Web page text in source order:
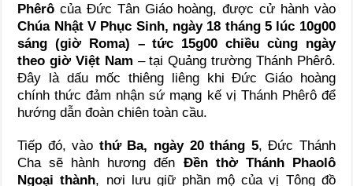
Phêrô của Đức Tân Giáo hoàng, được cử hành vào
Chúa Nhật V Phục Sinh, ngày 18 tháng 5 lúc 10g00
sáng (giờ Roma) – tức 15g00 chiều cùng ngày
theo giờ Việt Nam – tại Quảng trường Thánh Phêrô.
Đây là dấu mốc thiêng liêng khi Đức Giáo hoàng
chính thức đảm nhận sứ mạng kế vị Thánh Phêrô để
hướng dẫn đoàn chiên toàn cầu.
Tiếp đó, vào thứ Ba, ngày 20 tháng 5, Đức Thánh
Cha sẽ hành hương đến Đền thờ Thánh Phaolô
Ngoại thành, nơi lưu giữ phần mộ của vị Tông đồ